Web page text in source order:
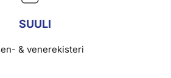
SUULI
& venerekisteri